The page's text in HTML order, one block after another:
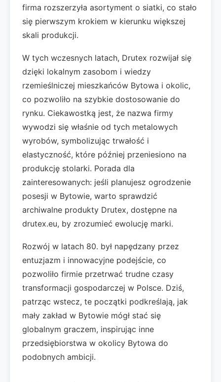
firma rozszerzyła asortyment o siatki, co stało
się pierwszym krokiem w kierunku większej
skali produkcji.
W tych wczesnych latach, Drutex rozwijał się
dzięki lokalnym zasobom i wiedzy
rzemieślniczej mieszkańców Bytowa i okolic,
co pozwoliło na szybkie dostosowanie do
rynku. Ciekawostką jest, że nazwa firmy
wywodzi się właśnie od tych metalowych
wyrobów, symbolizując trwałość i
elastyczność, które później przeniesiono na
produkcję stolarki. Porada dla
zainteresowanych: jeśli planujesz ogrodzenie
posesji w Bytowie, warto sprawdzić
archiwalne produkty Drutex, dostępne na
drutex.eu, by zrozumieć ewolucję marki.
Rozwój w latach 80. był napędzany przez
entuzjazm i innowacyjne podejście, co
pozwoliło firmie przetrwać trudne czasy
transformacji gospodarczej w Polsce. Dziś,
patrząc wstecz, te początki podkreślają, jak
mały zakład w Bytowie mógł stać się
globalnym graczem, inspirując inne
przedsiębiorstwa w okolicy Bytowa do
podobnych ambicji.